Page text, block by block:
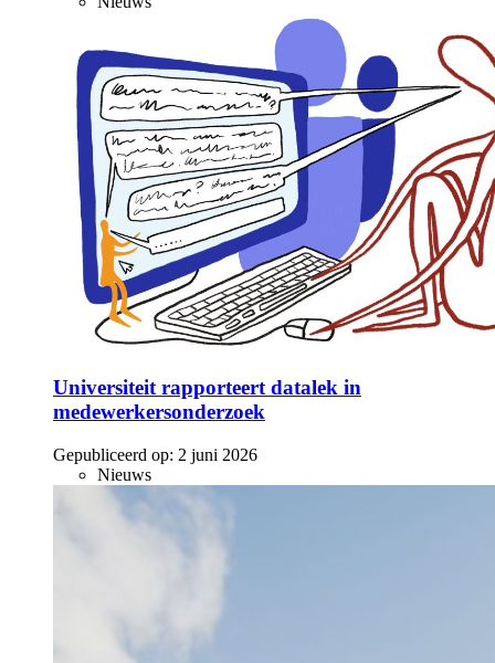
Universiteit rapporteert datalek in
medewerkersonderzoek
Gepubliceerd op: 2 juni 2026
Nieuws